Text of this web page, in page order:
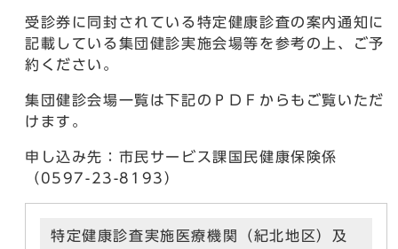
受診券に同封されている特定健康診査の案内通知に
記載している集団健診実施会場等を参考の上、ご予
約ください。
集団健診会場一覧は下記のＰＤＦからもご覧いただ
けます。
申し込み先：市民サービス課国民健康保険係
（0597-23-8193）
特定健康診査実施医療機関（紀北地区）及